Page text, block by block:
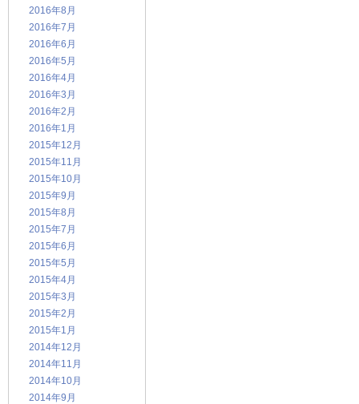
2016年8月
2016年7月
2016年6月
2016年5月
2016年4月
2016年3月
2016年2月
2016年1月
2015年12月
2015年11月
2015年10月
2015年9月
2015年8月
2015年7月
2015年6月
2015年5月
2015年4月
2015年3月
2015年2月
2015年1月
2014年12月
2014年11月
2014年10月
2014年9月